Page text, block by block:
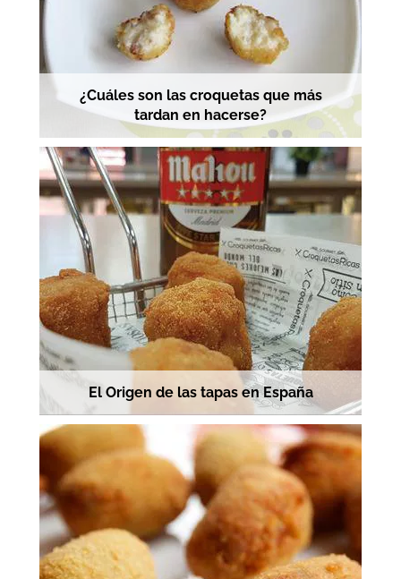
¿Cuáles son las croquetas que más
tardan en hacerse?
El Origen de las tapas en España